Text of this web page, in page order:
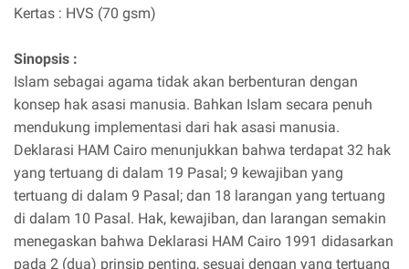
Kertas : HVS (70 gsm)
Sinopsis :
Islam sebagai agama tidak akan berbenturan dengan
konsep hak asasi manusia. Bahkan Islam secara penuh
mendukung implementasi dari hak asasi manusia.
Deklarasi HAM Cairo menunjukkan bahwa terdapat 32 hak
yang tertuang di dalam 19 Pasal; 9 kewajiban yang
tertuang di dalam 9 Pasal; dan 18 larangan yang tertuang
di dalam 10 Pasal. Hak, kewajiban, dan larangan semakin
menegaskan bahwa Deklarasi HAM Cairo 1991 didasarkan
pada 2 (dua) prinsip penting, sesuai dengan yang tertuang